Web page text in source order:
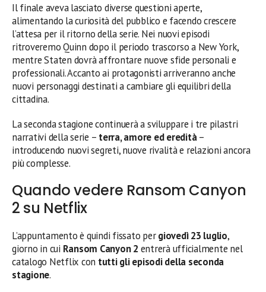
Il finale aveva lasciato diverse questioni aperte,
alimentando la curiosità del pubblico e facendo crescere
l’attesa per il ritorno della serie. Nei nuovi episodi
ritroveremo Quinn dopo il periodo trascorso a New York,
mentre Staten dovrà affrontare nuove sfide personali e
professionali. Accanto ai protagonisti arriveranno anche
nuovi personaggi destinati a cambiare gli equilibri della
cittadina.
La seconda stagione continuerà a sviluppare i tre pilastri
narrativi della serie – terra, amore ed eredità–
introducendo nuovi segreti, nuove rivalità e relazioni ancora
più complesse.
Quando vedere Ransom Canyon
2 su Netflix
L’appuntamento è quindi fissato pergiovedì 23 luglio,
giorno in cui Ransom Canyon 2 entrerà ufficialmente nel
catalogo Netflix con tutti gli episodi della seconda
stagione.